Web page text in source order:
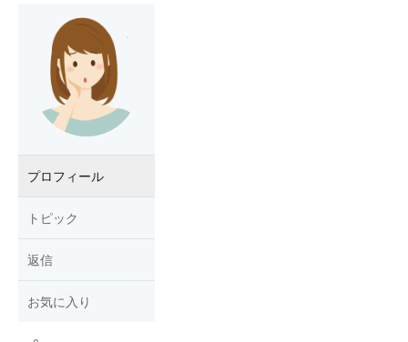
プロフィール
トピック
返信
お気に入り